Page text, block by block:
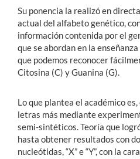
Su ponencia la realizó en
actual del alfabeto genético,
información contenida por el
que se abordan en la
que podemos reconocer
Citosina (C) y Guanina (G).
Lo que plantea el académico
letras más mediante
semi-sintéticos. Teoría que
hasta obtener resultados con
nucleótidas, “X” e “Y”, con la